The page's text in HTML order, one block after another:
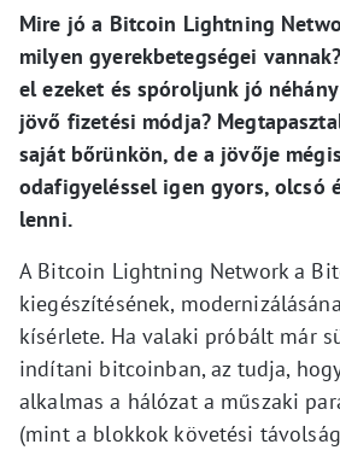
Mire jó a Bitcoin Lightning
milyen gyerekbetegségei
el ezeket és spóroljunk jó
jövő fizetési módja?
saját bőrünkön, de a jövője
odafigyeléssel igen gyors, olcsó
lenni.
A Bitcoin Lightning Network a
kiegészítésének,
kísérlete. Ha valaki próbált már
indítani bitcoinban, az tudja,
alkalmas a hálózat a műszaki
(mint a blokkok követési